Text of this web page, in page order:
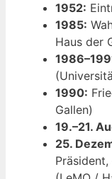
1952:
1985:
Haus der
1990:
Gallen)
19.–21.
25.